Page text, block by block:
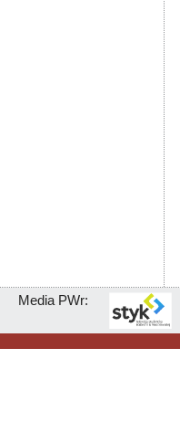
Media PWr: